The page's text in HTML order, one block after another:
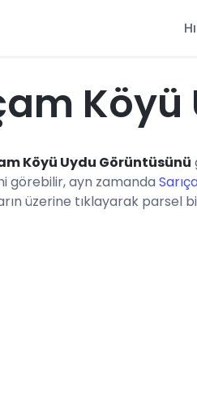
Köyü Uydu Görüntüsünü
görebilir, ayn zamanda
üzerine tıklayarak parsel